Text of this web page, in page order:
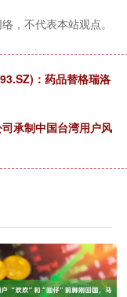
，不代表本站观点。
：药品替格瑞洛
承制中国台湾用户风